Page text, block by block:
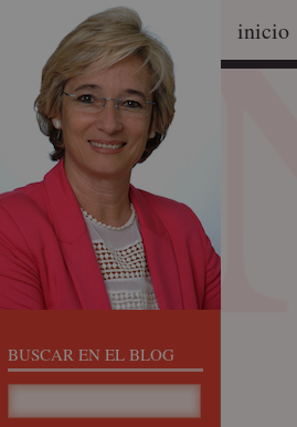
inicio
BUSCAR EN EL BLOG